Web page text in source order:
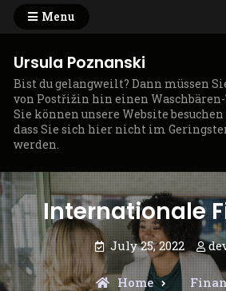
Skip
content
Menu
Ursula Poznanski
Bist du gelangweilt? Dann müssen
von Postřižin hin einen
Sie können unsere Website
dass Sie sich hier nicht im
werden.
Internationale
July 25, 2022
Home